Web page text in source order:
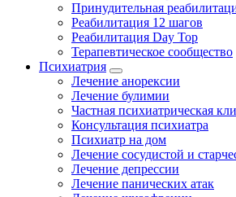
Принудительная
Реабилитация 12 шагов
Реабилитация Day Top
Терапевтическое сообщество
Психиатрия
Лечение анорексии
Лечение булимии
Частная психиатрическая
Консультация психиатра
Психиатр на дом
Лечение сосудистой и
Лечение депрессии
Лечение панических атак